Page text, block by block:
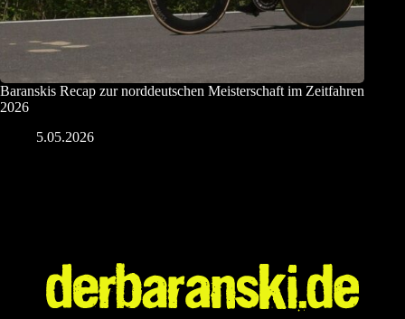
Baranskis Recap zur norddeutschen Meisterschaft im Zeitfahren
2026
5.05.2026